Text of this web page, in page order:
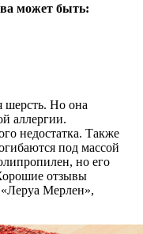
может быть:
шерсть. Но она
аллергии.
недостатка. Также
под массой
но его
отзывы
Мерлен»,